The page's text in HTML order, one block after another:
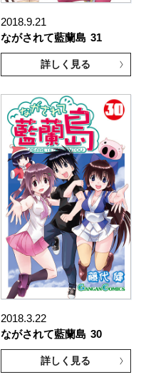
2018.9.21
ながされて藍蘭島 31
詳しく見る
2018.3.22
ながされて藍蘭島 30
詳しく見る